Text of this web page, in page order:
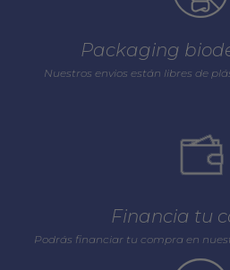
Packaging
Nuestros envios están libres de
Financia tu
Podrás financiar tu compra en